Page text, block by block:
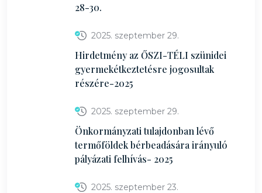
28-30.
2025. szeptember 29.
Hirdetmény az ŐSZI-TÉLI szünidei
gyermekétkeztetésre jogosultak
részére-2025
2025. szeptember 29.
Önkormányzati tulajdonban lévő
termőföldek bérbeadására irányuló
pályázati felhívás- 2025
2025. szeptember 23.